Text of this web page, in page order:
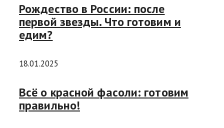
Рождество в России: после
первой звезды. Что готовим и
едим?
18.01.2025
Всё о красной фасоли: готовим
правильно!